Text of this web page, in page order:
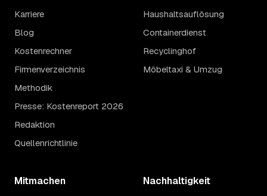
Karriere
Blog
Kostenrechner
Firmenverzeichnis
Methodik
Presse: Kostenreport 2026
Redaktion
Quellenrichtlinie
Haushaltsauflösung
Containerdienst
Recyclinghof
Möbeltaxi & Umzug
Mitmachen Nachhaltigkeit